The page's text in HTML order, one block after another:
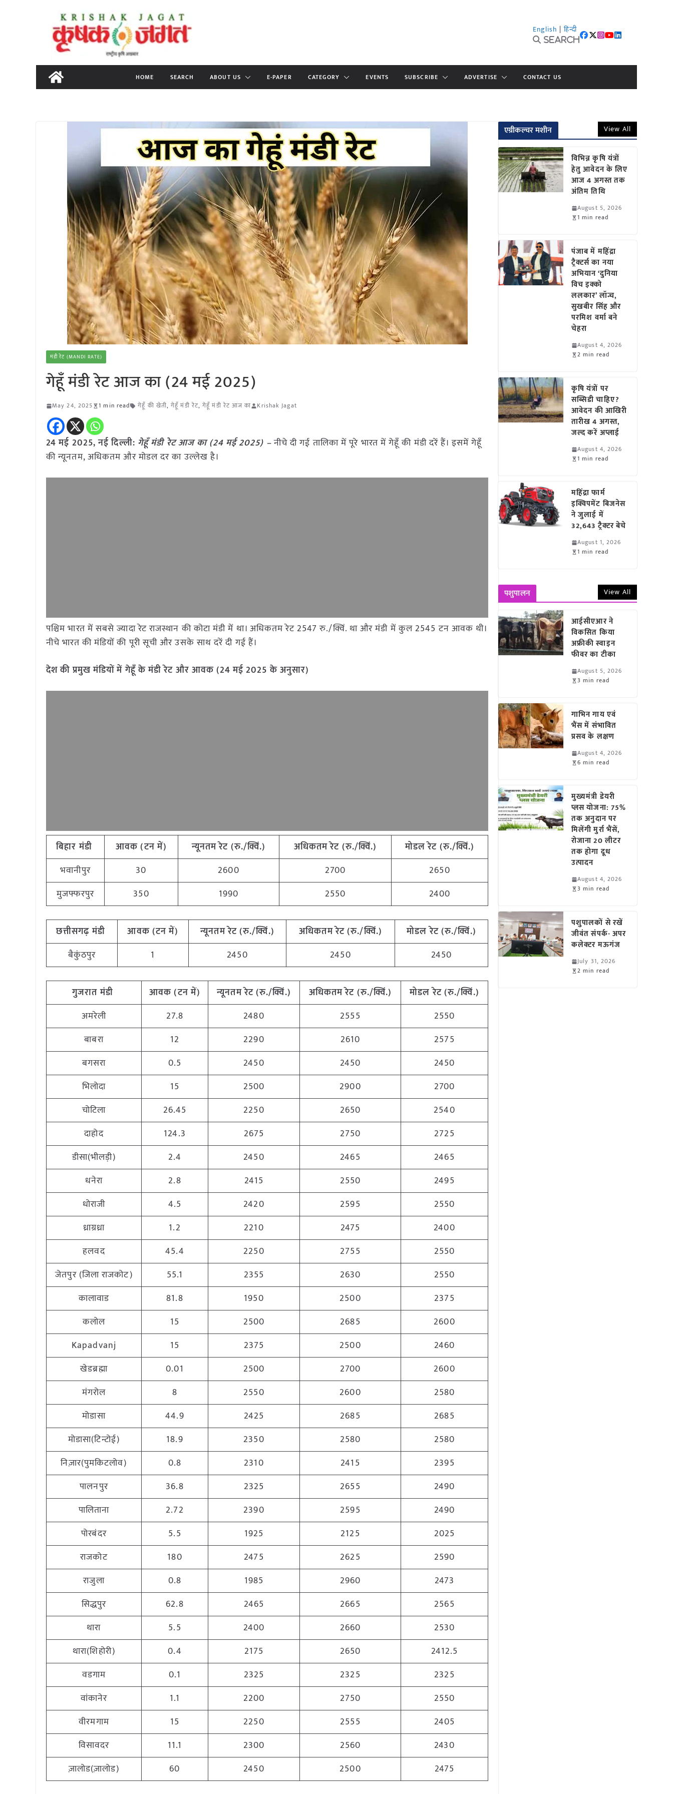
content
English | हिन्दी
Search
HOME SEARCH ABOUT US E-PAPER CATEGORY EVENTS SUBSCRIBE ADVERTISE CONTACT US
मंडी रेट (MANDI RATE)
गेहूँ मंडी रेट आज का (24 मई 2025)
May 24, 2025 1 min read गेहूँ की खेती,गेहूँ मंडी रेट,गेहूँ मंडी रेट आज का Krishak Jagat
24 मई 2025, नई दिल्ली: गेहूँ मंडी रेट आज का (24 मई 2025) –नीचे दी गई तालिका में पूरे भारत में गेहूँ की मंडी दरें हैं। इसमें गेहूँ
की न्यूनतम, अधिकतम और मोडल दर का उल्लेख है।
पश्चिम भारत में सबसे ज्यादा रेट राजस्थान की कोटा मंडी में था। अधिकतम रेट 2547 रु./क्विं. था और मंडी में कुल 2545 टन आवक थी।
नीचे भारत की मंडियों की पूरी सूची और उसके साथ दरें दी गई हैं।
देश की प्रमुख मंडियों में गेहूँ के मंडी रेट और आवक (24 मई 2025 के अनुसार)
बिहार मंडी आवक(टनमें) न्यूनतमरेट (रु./क्विं.) अधिकतमरेट (रु./क्विं.) मोडल रेट (रु./क्विं.)
भवानीपुर
30 2600 2700
2650
मुजफ्फरपुर
350 1990 2550 2400
छत्तीसगढ़मंडी आवक(टन में) न्यूनतमरेट(रु./क्विं.) अधिकतमरेट(रु./क्विं.) मोडल रेट(रु./क्विं.)
बैकुंठपुर
1 2450 2450 2450
गुजरातमंडी आवक(टनमें) न्यूनतमरेट(रु./क्विं.) अधिकतमरेट (रु./क्विं.) मोडल रेट(रु./क्विं.)
अमरेली
27.8 2480 2555
2550
बाबरा
12 2290 2610
2575
बगसरा
0.5 2450 2450
2450
भिलोदा
15 2500 2900
2700
चोटिला
26.45 2250 2650
2540
दाहोद
124.3 2675 2750
2725
डीसा(भीलड़ी)
2.4 2450 2465
2465
धनेरा
2.8 2415 2550
2495
धोराजी
4.5 2420 2595
2550
ध्राग्रध्रा
1.2 2210 2475
2400
हलवद
45.4 2250 2755
2550
जेतपुर (जिला राजकोट)
55.1 2355 2630
2550
कालावाड
81.8 1950 2500
2375
कलोल
15 2500 2685
2600
Kapadvanj
15 2375 2500
2460
खेडब्रह्मा
0.01 2500 2700
2600
मंगरोल
8 2550 2600
2580
मोडासा
44.9 2425 2685
2685
मोडासा(टिन्टोई)
18.9 2350 2580
2580
निज़ार(पुमकिटलोव)
0.8 2310 2415
2395
पालनपुर
36.8 2325 2655
2490
पालिताना
2.72 2390 2595
2490
पोरबंदर
5.5 1925 2125
2025
राजकोट
180 2475 2625
2590
राजुला
0.8 1985 2960
2473
सिद्धपुर
62.8 2465 2665
2565
थारा
5.5 2400 2660
2530
थारा(शिहोरी)
0.4 2175 2650
2412.5
वडगाम
0.1 2325 2325
2325
वांकानेर
1.1 2200 2750
2550
वीरमगाम
15 2250 2555
2405
विसावदर
11.1 2300 2560
2430
ज़ालोड(ज़ालोड)
60 2450 2500 2475
एग्रीकल्चर मशीन View All
विभिन्न कृषि यंत्रों
हेतु आवेदन के लिए
आज 4 अगस्त तक
अंतिम तिथि
August 5, 2026
1 min read
पंजाब में महिंद्रा
ट्रैक्टर्स का नया
अभियान ‘दुनिया
विच इक्को
ललकार’ लॉन्च,
सुखबीर सिंह और
परमिश वर्मा बने
चेहरा
August 4, 2026
2 min read
कृषि यंत्रों पर
सब्सिडी चाहिए?
आवेदन की आखिरी
तारीख 4 अगस्त,
जल्द करें अप्लाई
August 4, 2026
1 min read
महिंद्रा फार्म
इक्विपमेंट बिजनेस
ने जुलाई में
32,643 ट्रैक्टर बेचे
August 1, 2026
1 min read
पशुपालन View All
आईसीएआर ने
विकसित किया
अफ्रीकी स्वाइन
फीवर का टीका
August 5, 2026
3 min read
गाभिन गाय एवं
भैंस में संभावित
प्रसव के लक्षण
August 4, 2026
6 min read
मुख्यमंत्री डेयरी
प्लस योजना: 75%
तक अनुदान पर
मिलेंगी मुर्रा भैंसें,
रोजाना 20 लीटर
तक होगा दूध
उत्पादन
August 4, 2026
3 min read
पशुपालकों से रखें
जीवंत संपर्क- अपर
कलेक्टर मऊगंज
July 31, 2026
2 min read